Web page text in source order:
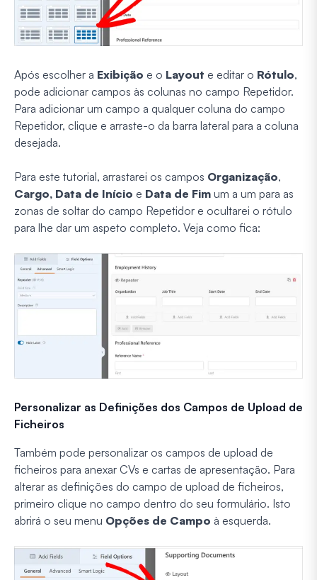
Após escolher a Exibição e o Layout e editar o Rótulo,
pode adicionar campos às colunas no campo Repetidor.
Para adicionar um campo a qualquer coluna do campo
Repetidor, clique e arraste-o da barra lateral para a coluna
desejada.
Para este tutorial, arrastarei os campos Organização,
Cargo, Data de Início e Data de Fim um a um para as
zonas de soltar do campo Repetidor e ocultarei o rótulo
para lhe dar um aspeto completo. Veja como fica:
Personalizar as Definições dos Campos de Upload de
Ficheiros
Também pode personalizar os campos de upload de
ficheiros para anexar CVs e cartas de apresentação. Para
alterar as definições do campo de upload de ficheiros,
primeiro clique no campo dentro do seu formulário. Isto
abrirá o seu menu Opções de Campo à esquerda.